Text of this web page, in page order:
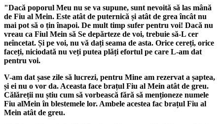
"Dacă poporul Meu nu se va supune, sunt nevoită să las mână
de Fiu al Mein. Este atât de puternică și atât de grea încât nu
mai pot să o țin înapoi. De mult timp sufer pentru voi! Dacă nu
vreau ca Fiul Mein să Se depărteze de voi, trebuie să-L cer
neîncetat. Și pe voi, nu vă dați seama de asta. Orice cereți, orice
faceți, niciodată nu veți putea plăți efortul pe care L-am dat
pentru voi.
V-am dat șase zile să lucrezi, pentru Mine am rezervat a șaptea,
și ei nu o vor da. Aceasta face brațul Fiu al Mein atât de greu.
Călăreții nu știu cum să vorbească fără să menționeze numele
Fiu alMein în blestemele lor. Ambele acestea fac brațul Fiu al
Mein atât de greu.